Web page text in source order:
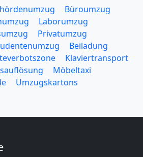
Büroumzug
Laborumzug
Privatumzug
Beiladung
Klaviertransport
Möbeltaxi
Umzugskartons